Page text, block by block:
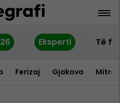
Eksperti Të
Ferizaj Gjakova